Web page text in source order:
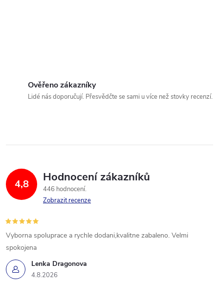
Ověřeno zákazníky
Lidé nás doporučují. Přesvědčte se sami u více než stovky recenzí.
4,8 Hodnocení zákazníků
446 hodnocení
Zobrazit recenze
Lenka Dragonova
4.8.2026
Vyborna spoluprace a rychle dodani,kvalitne zabaleno. Velmi
spokojena